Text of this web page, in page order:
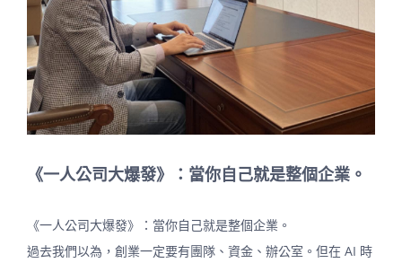
《一人公司大爆發》：當你自己就是整個企業。
《一人公司大爆發》：當你自己就是整個企業。
過去我們以為，創業一定要有團隊、資金、辦公室。但在 AI 時